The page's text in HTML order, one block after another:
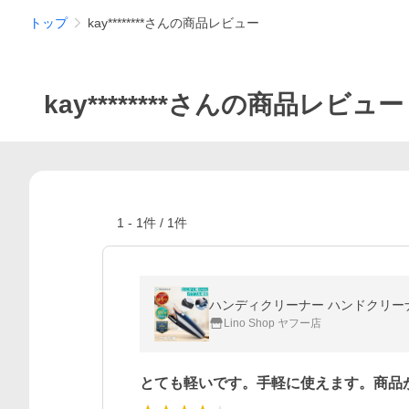
トップ kay********さんの商品レビュー
kay********さんの商品レビュー
1 - 1件 / 1件
Lino Shop ヤフー店
とても軽いです。手軽に使えます。商